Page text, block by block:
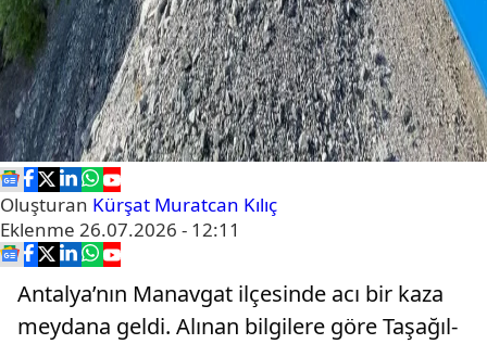
Oluşturan Kürşat Muratcan Kılıç
Eklenme 26.07.2026 - 12:11
Antalya’nın Manavgat ilçesinde acı bir kaza
meydana geldi. Alınan bilgilere göre Taşağıl-